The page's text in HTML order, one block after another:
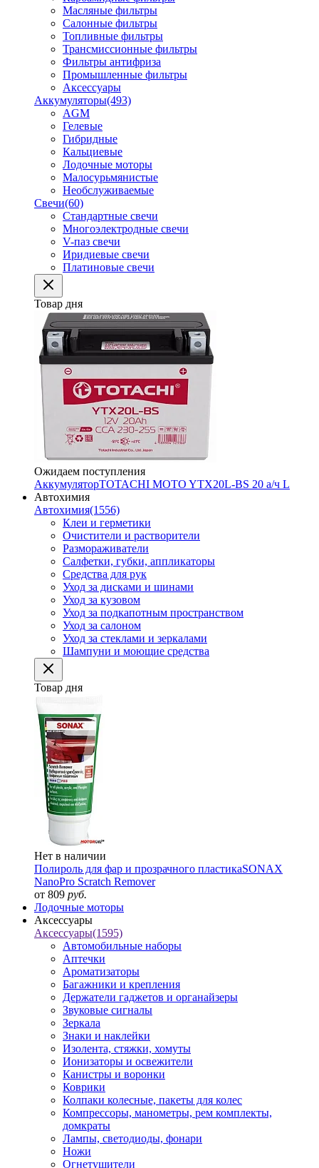
Масляные фильтры
Салонные фильтры
Топливные фильтры
Трансмиссионные фильтры
Фильтры антифриза
Промышленные фильтры
Аксессуары
Аккумуляторы(493)
AGM
Гелевые
Гибридные
Кальциевые
Лодочные моторы
Малосурьмянистые
Необслуживаемые
Свечи(60)
Стандартные свечи
Многоэлектродные свечи
V-паз свечи
Иридиевые свечи
Платиновые свечи
Товар дня
Ожидаем поступления
АккумуляторTOTACHI MOTO YTX20L-BS 20 а/ч L
Автохимия
Автохимия(1556)
Клеи и герметики
Очистители и растворители
Размораживатели
Салфетки, губки, аппликаторы
Средства для рук
Уход за дисками и шинами
Уход за кузовом
Уход за подкапотным пространством
Уход за салоном
Уход за стеклами и зеркалами
Шампуни и моющие средства
Товар дня
Нет в наличии
Полироль для фар и прозрачного пластикаSONAX
NanoPro Scratch Remover
от 809 руб.
Лодочные моторы
Аксессуары
Аксессуары(1595)
Автомобильные наборы
Аптечки
Ароматизаторы
Багажники и крепления
Держатели гаджетов и органайзеры
Звуковые сигналы
Зеркала
Знаки и наклейки
Изолента, стяжки, хомуты
Ионизаторы и освежители
Канистры и воронки
Коврики
Колпаки колесные, пакеты для колес
Компрессоры, манометры, рем комплекты,
домкраты
Лампы, светодиоды, фонари
Ножи
Огнетушители